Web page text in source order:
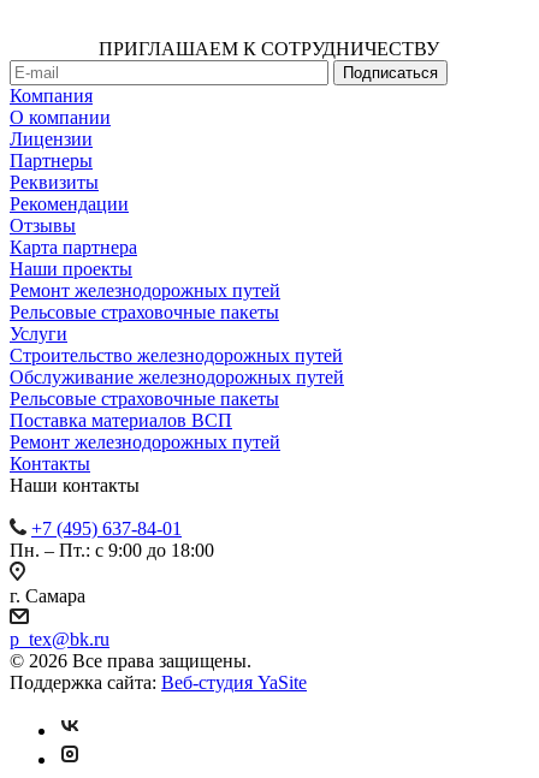
ПРИГЛАШАЕМ К СОТРУДНИЧЕСТВУ
Компания
О компании
Лицензии
Партнеры
Реквизиты
Рекомендации
Отзывы
Карта партнера
Наши проекты
Ремонт железнодорожных путей
Рельсовые страховочные пакеты
Услуги
Строительство железнодорожных путей
Обслуживание железнодорожных путей
Рельсовые страховочные пакеты
Поставка материалов ВСП
Ремонт железнодорожных путей
Контакты
Наши контакты
+7 (495) 637-84-01
Пн. – Пт.: с 9:00 до 18:00
г. Самара
p_tex@bk.ru
© 2026 Все права защищены.
Поддержка сайта: Веб-студия YaSite